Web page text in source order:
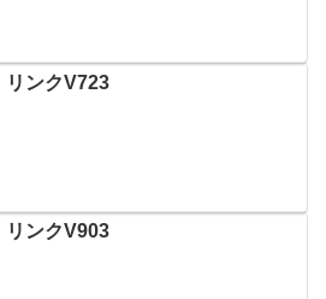
リンクV723
リンクV903